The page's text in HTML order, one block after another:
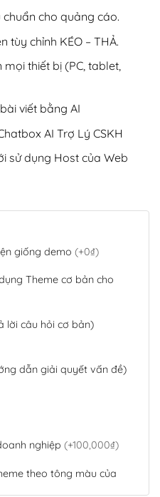
chuẩn cho quảng cáo.
tùy chỉnh KÉO – THẢ.
thiết bị (PC, tablet,
viết bằng AI
AI Trợ Lý CSKH
sử dụng Host của Web
giống demo (+0₫)
Theme cơ bản cho
lời câu hỏi cơ bản)
dẫn giải quyết vấn đề)
nghiệp (+100,000₫)
theo tông màu của